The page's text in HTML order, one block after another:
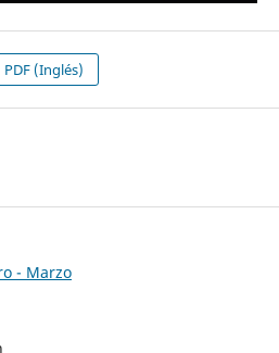
PDF (Inglés)
- Marzo